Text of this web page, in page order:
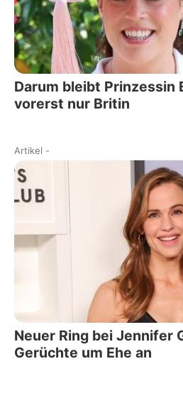
Darum bleibt Prinzessin
vorerst nur Britin
Artikel -
Neuer Ring bei Jennifer
Gerüchte um Ehe an